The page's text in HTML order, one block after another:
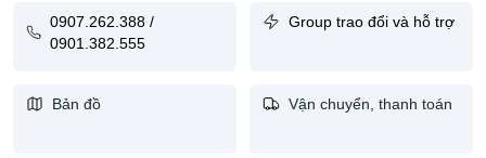
0907.262.388 /
0901.382.555
Group trao đổi và hỗ trợ
Bản đồ Vận chuyển, thanh toán